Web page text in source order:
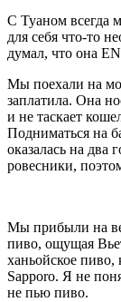
С Туаном всегда
для себя что‑то
думал, что она
Мы поехали на
заплатила. Она
и не таскает
Подниматься на
оказалась на два
ровесники,
Мы прибыли на
пиво, ощущая
ханьойское пиво,
Sapporo. Я не
не пью пиво.